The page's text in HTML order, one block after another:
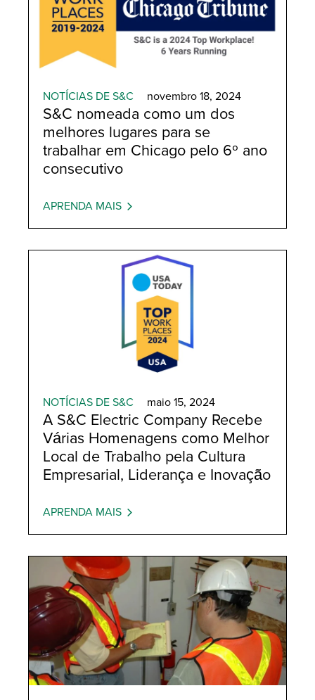
NOTÍCIAS DE S&C novembro 18, 2024
S&C nomeada como um dos
melhores lugares para se
trabalhar em Chicago pelo 6º ano
consecutivo
APRENDA MAIS
NOTÍCIAS DE S&C maio 15, 2024
A S&C Electric Company Recebe
Várias Homenagens como Melhor
Local de Trabalho pela Cultura
Empresarial, Liderança e Inovação
APRENDA MAIS